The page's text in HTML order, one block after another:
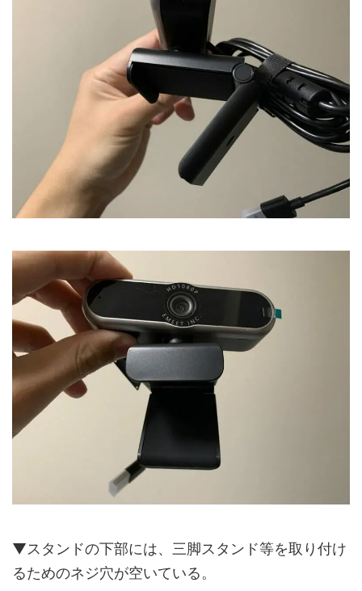
▼スタンドの下部には、三脚スタンド等を取り付け
るためのネジ穴が空いている。